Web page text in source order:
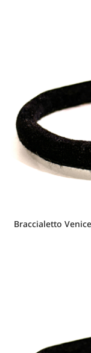
Braccialetto